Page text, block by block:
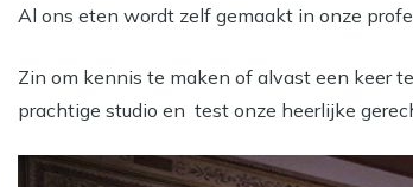
Al ons eten wordt zelf gemaakt in onze
Zin om kennis te maken of alvast een keer
prachtige studio en test onze heerlijke